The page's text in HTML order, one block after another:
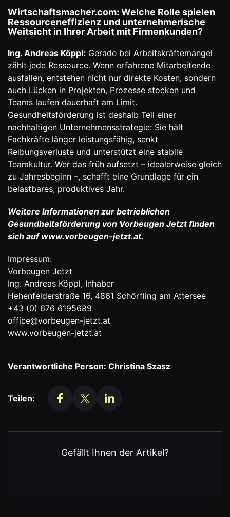
Wirtschaftsmacher.com: Welche Rolle spielen
Ressourceneffizienz und unternehmerische
Weitsicht in Ihrer Arbeit mit Firmenkunden?
Ing. Andreas Köppl: Gerade bei Arbeitskräftemangel
zählt jede Ressource. Wenn erfahrene Mitarbeitende
ausfallen, entstehen nicht nur direkte Kosten, sondern
auch Lücken in Projekten, Prozesse stocken und
Teams laufen dauerhaft am Limit.
Gesundheitsförderung ist deshalb Teil einer
nachhaltigen Unternehmensstrategie: Sie hält
Fachkräfte länger leistungsfähig, senkt
Reibungsverluste und unterstützt eine stabile
Teamkultur. Wer das früh aufsetzt – idealerweise gleich
zu Jahresbeginn –, schafft eine Grundlage für ein
belastbares, produktives Jahr.
Weitere Informationen zur betrieblichen
Gesundheitsförderung von Vorbeugen Jetzt finden
sich aufwww.vorbeugen-jetzt.at.
Impressum:
Vorbeugen Jetzt
Ing. Andreas Köppl, Inhaber
Hehenfelderstraße 16, 4861 Schörfling am Attersee
+43 (0) 676 6195689
office@vorbeugen-jetzt.at
www.vorbeugen-jetzt.at
Verantwortliche Person: Christina Szasz
Teilen:
Gefällt Ihnen der Artikel?